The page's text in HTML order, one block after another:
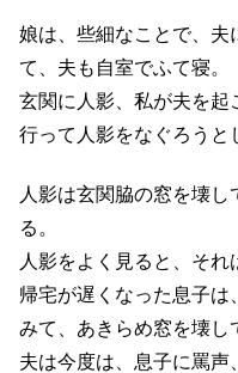
娘は、些細なことで、夫
て、夫も自室でふて寝。
玄関に人影、私が夫を起
行って人影をなぐろうと
人影は玄関脇の窓を壊
る。
人影をよく見ると、それ
帰宅が遅くなった息子は
みて、あきらめ窓を壊し
夫は今度は、息子に罵声